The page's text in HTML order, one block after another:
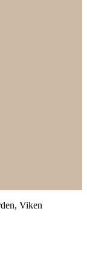
Viken